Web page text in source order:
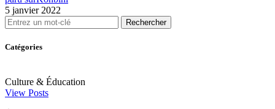
5 janvier 2022
Rechercher
Catégories
Culture & Éducation
View Posts